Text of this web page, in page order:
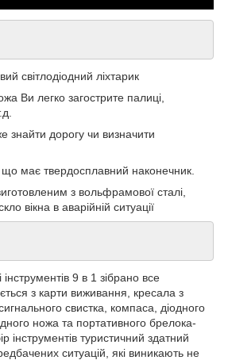
світлодіодний ліхтарик
Ви легко загострите палиці,
знайти дорогу чи визначити
має твердосплавний наконечник.
з вольфрамової сталі,
вікна в аварійній ситуації
9 в 1 зібрано все
з карти виживання, кресала з
свистка, компаса, діодного
ножа та портативного брелока-
інструментів туристичний здатний
ситуацій, які виникають не